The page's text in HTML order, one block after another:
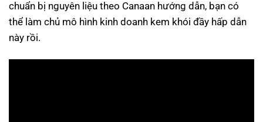
chuẩn bị nguyên liệu theo Canaan hướng dẫn, bạn có
thể làm chủ mô hình kinh doanh kem khói đầy hấp dẫn
này rồi.